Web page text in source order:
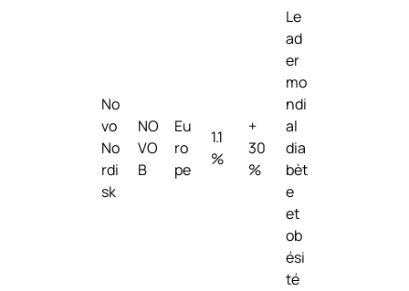
No
vo
No
rdi
sk
NO
VO
B
Eu
ro
pe
1.1
%
+
30
%
Le
ad
er
mo
ndi
al
dia
bèt
e
et
ob
ési
té